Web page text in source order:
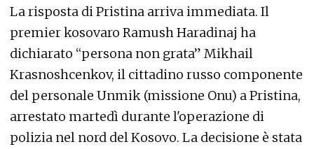
La risposta di Pristina arriva immediata. Il
premier kosovaro Ramush Haradinaj ha
dichiarato “persona non grata” Mikhail
Krasnoshcenkov, il cittadino russo componente
del personale Unmik (missione Onu) a Pristina,
arrestato martedì durante l'operazione di
polizia nel nord del Kosovo. La decisione è stata